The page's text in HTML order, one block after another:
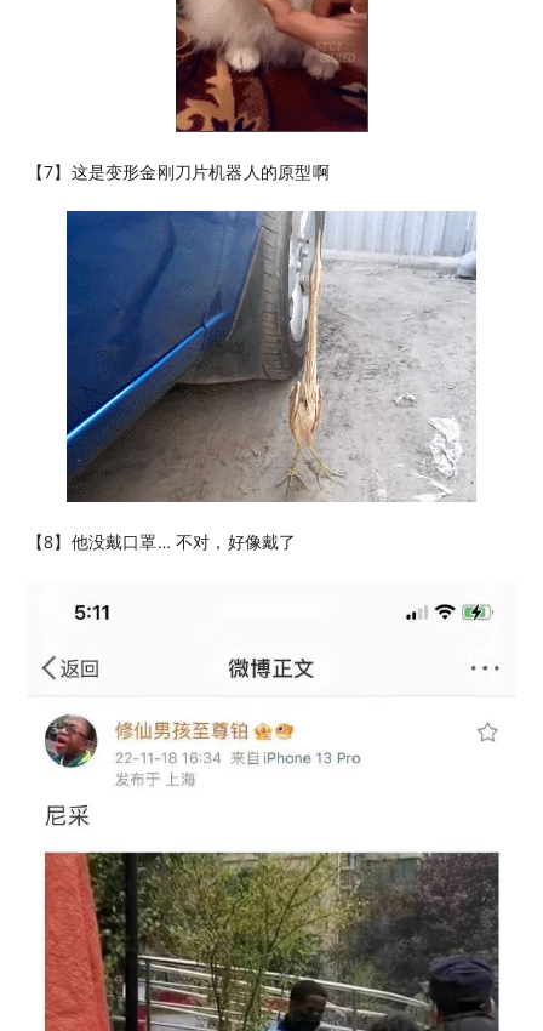
【7】这是变形金刚刀片机器人的原型啊
【8】他没戴口罩… 不对，好像戴了